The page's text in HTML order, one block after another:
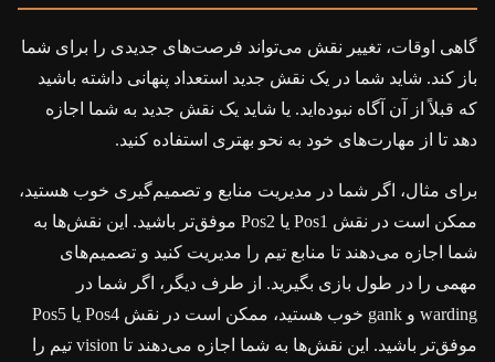
گاهی اوقات، تغییر نقش می‌تواند فرصت‌های جدیدی را برای شما
باز کند. شاید شما در یک نقش جدید استعداد پنهانی داشته باشید
که قبلاً از آن آگاه نبوده‌اید. یا شاید یک نقش جدید به شما اجازه
دهد تا از مهارت‌های خود به نحو بهتری استفاده کنید.
برای مثال، اگر شما در مدیریت منابع و تصمیم‌گیری خوب هستید،
ممکن است در نقش Pos1 یا Pos2 موفق‌تر باشید. این نقش‌ها به
شما اجازه می‌دهند تا منابع تیم را مدیریت کنید و تصمیم‌های
مهمی را در طول بازی بگیرید. از طرف دیگر، اگر شما در
warding و gank خوب هستید، ممکن است در نقش Pos4 یا Pos5
موفق‌تر باشید. این نقش‌ها به شما اجازه می‌دهند تا vision تیم را